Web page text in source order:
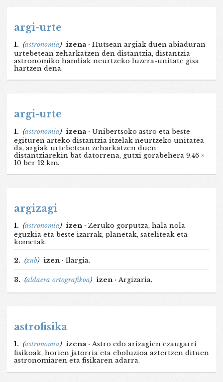
argi-urte
1. (astronomia) izena · Hutsean argiak duen abiaduran
urtebetean zeharkatzen den distantzia, distantzia
astronomiko handiak neurtzeko luzera-unitate gisa
hartzen dena.
argi-urte
1. (astronomia) izena · Unibertsoko astro eta beste
egituren arteko distantzia itzelak neurtzeko unitatea
da, argiak urtebetean zeharkatzen duen
distantziarekin bat datorrena, gutxi gorabehera 9.46 ×
10 ber 12 km.
argizagi
1. (astronomia) izen · Zeruko gorputza, hala nola
eguzkia eta beste izarrak, planetak, sateliteak eta
kometak.
2. (zub) izen · Ilargia.
3. (aldaera ortografikoa) izen · Argizaria.
astrofisika
1. (astronomia) izena · Astro edo arizagien ezaugarri
fisikoak, horien jatorria eta eboluzioa aztertzen dituen
astronomiaren eta fisikaren adarra.